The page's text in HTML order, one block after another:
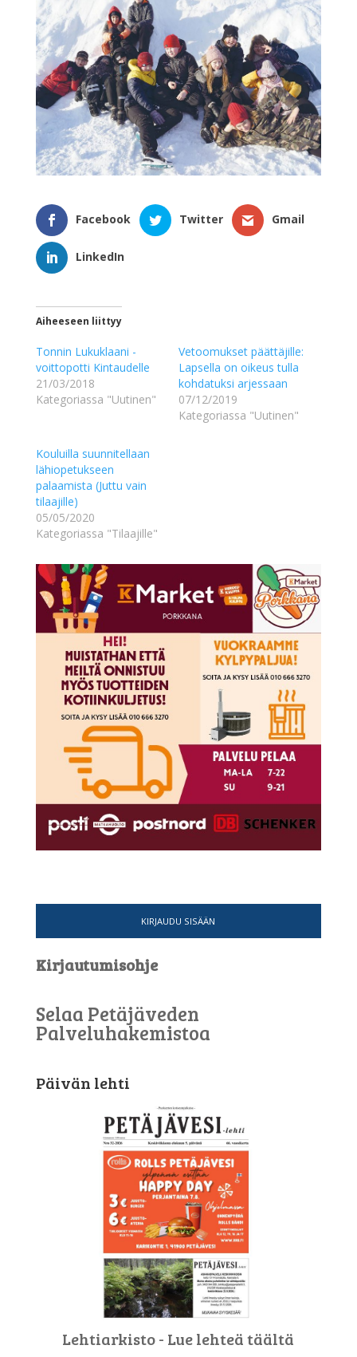
Facebook Twitter Gmail
LinkedIn
Aiheeseen liittyy
Tonnin Lukuklaani -
voittopotti Kintaudelle
21/03/2018
Kategoriassa "Uutinen"
Vetoomukset päättäjille:
Lapsella on oikeus tulla
kohdatuksi arjessaan
07/12/2019
Kategoriassa "Uutinen"
Kouluilla suunnitellaan
lähiopetukseen
palaamista (Juttu vain
tilaajille)
05/05/2020
Kategoriassa "Tilaajille"
KIRJAUDU SISÄÄN
Kirjautumisohje
Selaa Petäjäveden
Palveluhakemistoa
Päivän lehti
Lehtiarkisto - Lue lehteä täältä